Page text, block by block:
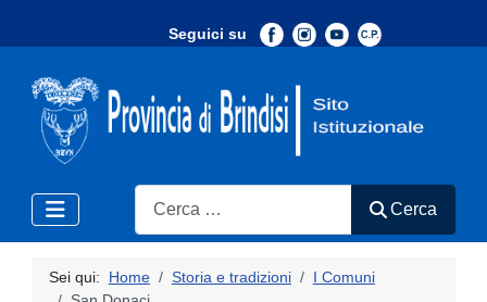
Seguici su
Search
Cerca
Sei qui: Home Storia e tradizioni
I Comuni